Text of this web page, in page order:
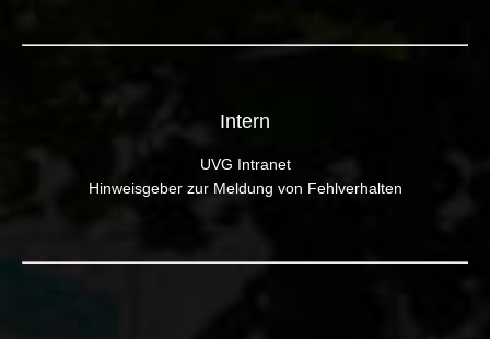
Intern
UVG Intranet
Hinweisgeber zur Meldung von Fehlverhalten